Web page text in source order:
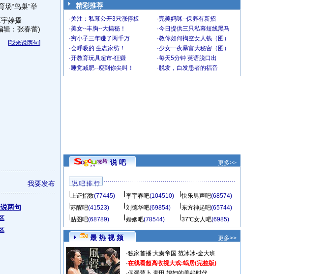
场“鸟巢”举
婷摄
辑：张春蕾)
[我来说两句]
我要发布
两句
精彩推荐
·关注：私幕公开3只涨停板 ·完美妈咪--保养有新招
·美女--丰胸--大揭秘！ ·今日提供三只私幕短线黑马
·穷小子三年赚了两千万 ·教你如何掏空女人钱（图）
·会呼吸的 生态家纺！ ·少女一夜暴富大秘密（图）
·开教育玩具超市-狂赚 ·每天5分钟 英语脱口出
·睡觉减肥--瘦到你尖叫！ · 脱发，白发患者的福音
说 吧 更多>>
说 吧 排 行
上证指数(77445) 李宇春吧(104510) 快乐男声吧(68574)
苏醒吧(41523) 刘德华吧(69854) 东方神起吧(65744)
贴图吧(68789) 婚姻吧(78544) 37℃女人吧(6985)
最 热 视 频 更多>>
·独家首播:大秦帝国 范冰冰-金大班
·在线看超高收视大戏:蜗居(完整版)